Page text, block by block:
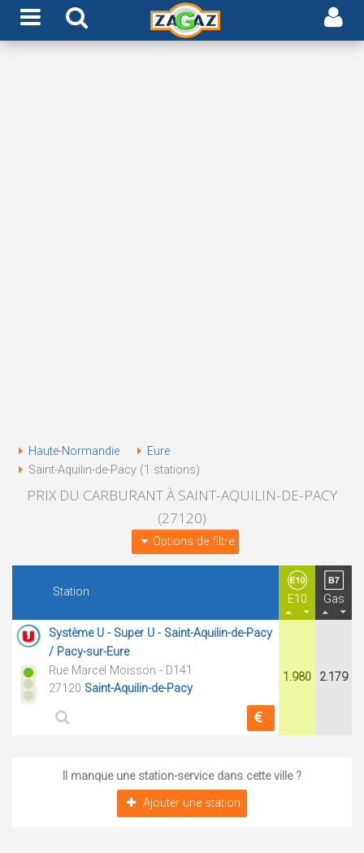
Haute-Normandie
Eure
Saint-Aquilin-de-Pacy (1 stations)
PRIX DU CARBURANT À SAINT-AQUILIN-DE-PACY
(27120)
Options de filtre
Station
E10 Gas
Système U - Super U - Saint-Aquilin-de-Pacy
/ Pacy-sur-Eure
Rue Marcel Moisson - D141
27120 Saint-Aquilin-de-Pacy
1.980 2.179
Il manque une station-service dans cette ville ?
Ajouter une station